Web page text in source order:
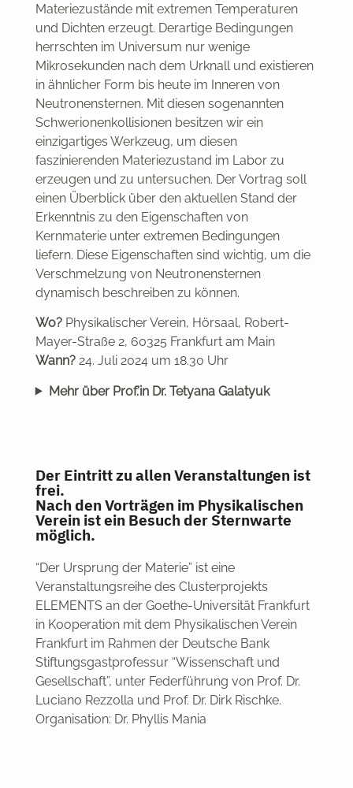
Materiezustände mit extremen Temperaturen
und Dichten erzeugt. Derartige Bedingungen
herrschten im Universum nur wenige
Mikrosekunden nach dem Urknall und existieren
in ähnlicher Form bis heute im Inneren von
Neutronensternen. Mit diesen sogenannten
Schwerionenkollisionen besitzen wir ein
einzigartiges Werkzeug, um diesen
faszinierenden Materiezustand im Labor zu
erzeugen und zu untersuchen. Der Vortrag soll
einen Überblick über den aktuellen Stand der
Erkenntnis zu den Eigenschaften von
Kernmaterie unter extremen Bedingungen
liefern. Diese Eigenschaften sind wichtig, um die
Verschmelzung von Neutronensternen
dynamisch beschreiben zu können.
Wo? Physikalischer Verein, Hörsaal, Robert-
Mayer-Straße 2, 60325 Frankfurt am Main
Wann?24. Juli 2024 um 18.30 Uhr
Mehr über Prof.’in Dr. Tetyana Galatyuk
Der Eintritt zu allen Veranstaltungen ist
frei.
Nach den Vorträgen im Physikalischen
Verein ist ein Besuch der Sternwarte
möglich.
“Der Ursprung der Materie” ist eine
Veranstaltungsreihe des Clusterprojekts
ELEMENTS an der Goethe-Universität Frankfurt
in Kooperation mit dem Physikalischen Verein
Frankfurt im Rahmen der Deutsche Bank
Stiftungsgastprofessur “Wissenschaft und
Gesellschaft”, unter Federführung von Prof. Dr.
Luciano Rezzolla und Prof. Dr. Dirk Rischke.
Organisation: Dr. Phyllis Mania